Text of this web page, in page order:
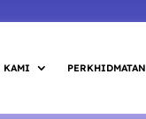
KAMI PERKHIDMATAN